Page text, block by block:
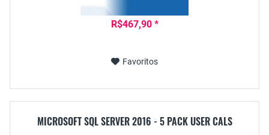
R$467,90 *
Favoritos
MICROSOFT SQL SERVER 2016 - 5 PACK USER CALS